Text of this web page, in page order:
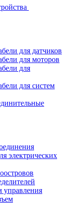
для датчиков
для моторов
для
для систем
электрических
управления